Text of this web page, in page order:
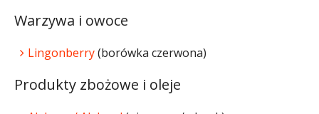
Warzywa i owoce
Lingonberry(borówka czerwona)
Produkty zbożowe i oleje